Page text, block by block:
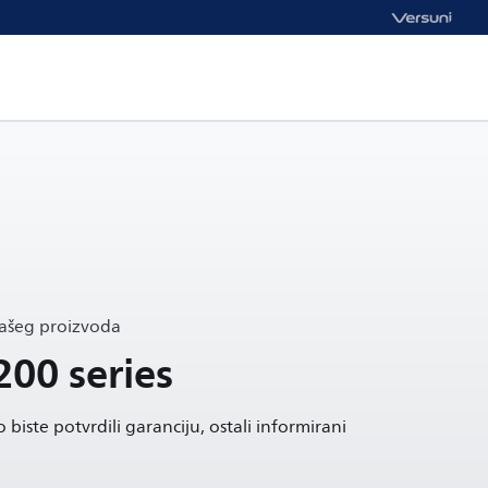
proizvoda
series
biste potvrdili garanciju, ostali informirani